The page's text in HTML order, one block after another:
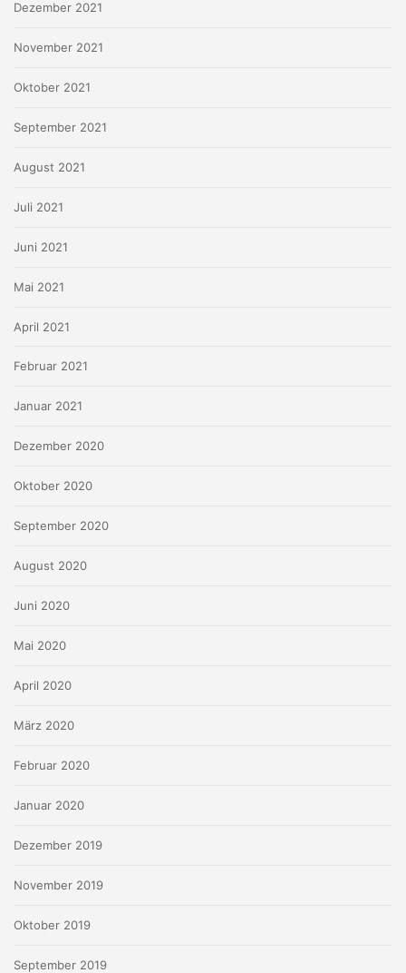
Dezember 2021
November 2021
Oktober 2021
September 2021
August 2021
Juli 2021
Juni 2021
Mai 2021
April 2021
Februar 2021
Januar 2021
Dezember 2020
Oktober 2020
September 2020
August 2020
Juni 2020
Mai 2020
April 2020
März 2020
Februar 2020
Januar 2020
Dezember 2019
November 2019
Oktober 2019
September 2019